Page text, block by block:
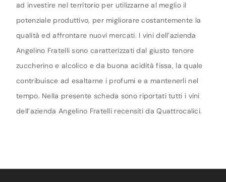
ad investire nel territorio per utilizzarne al meglio il
potenziale produttivo, per migliorare costantemente la
qualità ed affrontare nuovi mercati. I vini dell’azienda
Angelino Fratelli sono caratterizzati dal giusto tenore
zuccherino e alcolico e da buona acidità fissa, la quale
contribuisce ad esaltarne i profumi e a mantenerli nel
tempo. Nella presente scheda sono riportati tutti i vini
dell’azienda Angelino Fratelli recensiti da Quattrocalici.